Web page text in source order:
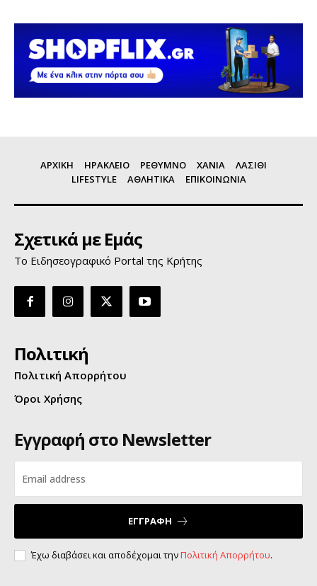
ΑΡΧΙΚΗ ΗΡΑΚΛΕΙΟ ΡΕΘΥΜΝΟ ΧΑΝΙΑ
ΛΑΣΙΘΙ
LIFESTYLE
ΑΘΛΗΤΙΚΑ ΕΠΙΚΟΙΝΩΝΙΑ
Σχετικά με Εμάς
Το Ειδησεογραφικό Portal της Κρήτης
Πολιτική
Πολιτική Απορρήτου
Όροι Χρήσης
Εγγραφή στο Newsletter
ΕΓΓΡΑΦΗ
Έχω διαβάσει και αποδέχομαι τηνΠολιτική Απορρήτου.